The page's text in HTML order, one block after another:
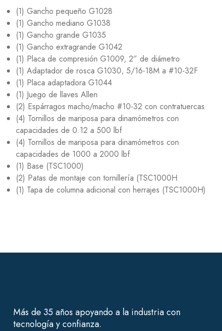
(1) Gancho pequeño G1028
(1) Gancho mediano G1038
(1) Gancho grande G1035
(1) Gancho extragrande G1042
(1) Placa de compresión G1009, 2” de diámetro
(1) Adaptador de rosca G1030, 5/16-18M a #10-32F
(1) Placa adaptadora G1044
(1) Juego de llaves Allen
(2) Espárragos macho/macho #10-32 con contratuercas
(4) Tornillos de mariposa para dinamómetros con
capacidades de 0.12 a 500 lbf
(4) Tornillos de mariposa para dinamómetros con
capacidades de 1000 a 2000 lbf
(1) Base (TSC1000)
(2) Patas de montaje con tornillería (TSC1000H
(1) Tapa de columna adicional con herrajes (TSC1000H)
Más de 35 años apoyando a la industria con
tecnología y confianza.